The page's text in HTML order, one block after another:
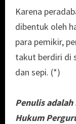
Karena
dibentuk oleh
para pemikir,
takut berdiri di
dan sepi. (*)
Penulis
Hukum